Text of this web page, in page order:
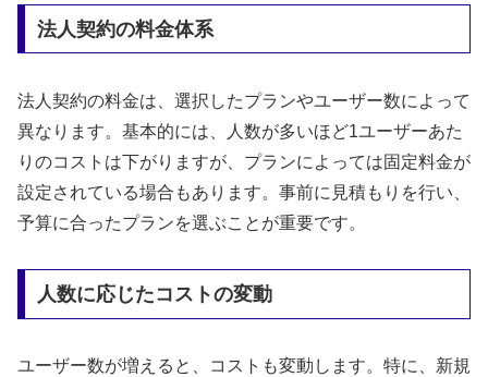
法人契約の料金体系
法人契約の料金は、選択したプランやユーザー数によって
異なります。基本的には、人数が多いほど1ユーザーあた
りのコストは下がりますが、プランによっては固定料金が
設定されている場合もあります。事前に見積もりを行い、
予算に合ったプランを選ぶことが重要です。
人数に応じたコストの変動
ユーザー数が増えると、コストも変動します。特に、新規